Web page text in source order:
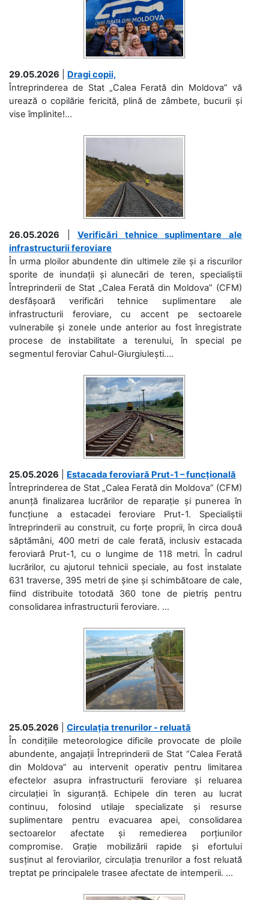
29.05.2026
Dragi copii,
Întreprinderea de Stat „Calea Ferată din Moldova” vă
urează o copilărie fericită, plină de zâmbete, bucurii și
vise împlinite!...
26.05.2026 |Verificări tehnice suplimentare ale
infrastructurii feroviare
În urma ploilor abundente din ultimele zile și a riscurilor
sporite de inundații și alunecări de teren, specialiștii
Întreprinderii de Stat „Calea Ferată din Moldova” (CFM)
desfășoară verificări tehnice suplimentare ale
infrastructurii feroviare, cu accent pe sectoarele
vulnerabile și zonele unde anterior au fost înregistrate
procese de instabilitate a terenului, în special pe
segmentul feroviar Cahul-Giurgiulești....
25.05.2026
Estacada feroviară Prut-1 – funcțională
Întreprinderea de Stat „Calea Ferată din Moldova” (CFM)
anunță finalizarea lucrărilor de reparație și punerea în
funcțiune a estacadei feroviare Prut-1. Specialiștii
întreprinderii au construit, cu forțe proprii, în circa două
săptămâni, 400 metri de cale ferată, inclusiv estacada
feroviară Prut-1, cu o lungime de 118 metri. În cadrul
lucrărilor, cu ajutorul tehnicii speciale, au fost instalate
631 traverse, 395 metri de șine și schimbătoare de cale,
fiind distribuite totodată 360 tone de pietriș pentru
consolidarea infrastructurii feroviare. ...
25.05.2026
Circulația trenurilor - reluată
În condițiile meteorologice dificile provocate de ploile
abundente, angajații Întreprinderii de Stat “Calea Ferată
din Moldova” au intervenit operativ pentru limitarea
efectelor asupra infrastructurii feroviare și reluarea
circulației în siguranță. Echipele din teren au lucrat
continuu, folosind utilaje specializate și resurse
suplimentare pentru evacuarea apei, consolidarea
sectoarelor afectate și remedierea porțiunilor
compromise. Grație mobilizării rapide și efortului
susținut al feroviarilor, circulația trenurilor a fost reluată
treptat pe principalele trasee afectate de intemperii. ...